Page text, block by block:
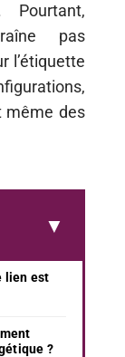
Pourtant,
pas
l’étiquette
même des
lien est
?